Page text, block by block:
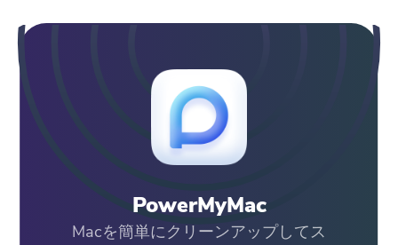
PowerMyMac
Macを簡単にクリーンアップしてス